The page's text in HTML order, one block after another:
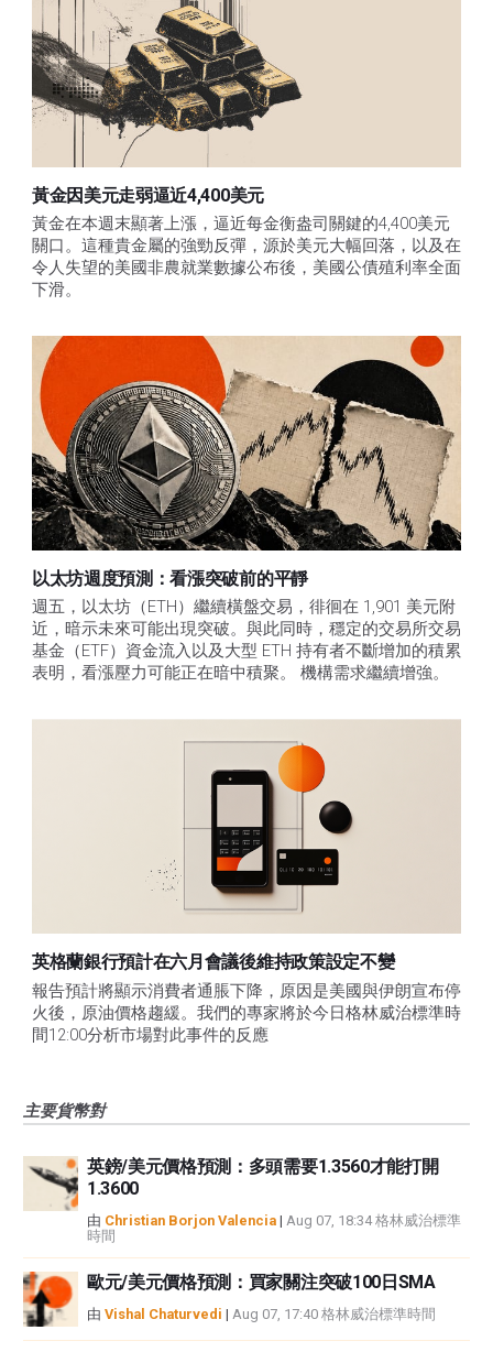
黃金因美元走弱逼近4,400美元
黃金在本週末顯著上漲，逼近每金衡盎司關鍵的4,400美元
關口。這種貴金屬的強勁反彈，源於美元大幅回落，以及在
令人失望的美國非農就業數據公布後，美國公債殖利率全面
下滑。
以太坊週度預測：看漲突破前的平靜
週五，以太坊（ETH）繼續橫盤交易，徘徊在 1,901 美元附
近，暗示未來可能出現突破。與此同時，穩定的交易所交易
基金（ETF）資金流入以及大型 ETH 持有者不斷增加的積累
表明，看漲壓力可能正在暗中積聚。 機構需求繼續增強。
英格蘭銀行預計在六月會議後維持政策設定不變
報告預計將顯示消費者通脹下降，原因是美國與伊朗宣布停
火後，原油價格趨緩。我們的專家將於今日格林威治標準時
間12:00分析市場對此事件的反應
主要貨幣對
英鎊/美元價格預測：多頭需要1.3560才能打開
1.3600
由 Christian Borjon Valencia | Aug 07, 18:34 格林威治標準
時間
歐元/美元價格預測：買家關注突破100日SMA
由 Vishal Chaturvedi | Aug 07, 17:40 格林威治標準時間